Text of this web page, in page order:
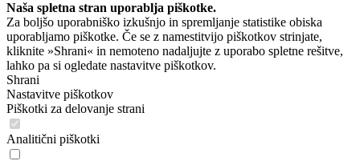
Naša spletna stran uporablja piškotke.
Za boljšo uporabniško izkušnjo in spremljanje statistike obiska
uporabljamo piškotke. Če se z namestitvijo piškotkov strinjate,
kliknite »Shrani« in nemoteno nadaljujte z uporabo spletne rešitve,
lahko pa si ogledate nastavitve piškotkov.
Shrani
Nastavitve piškotkov
Piškotki za delovanje strani
Analitični piškotki